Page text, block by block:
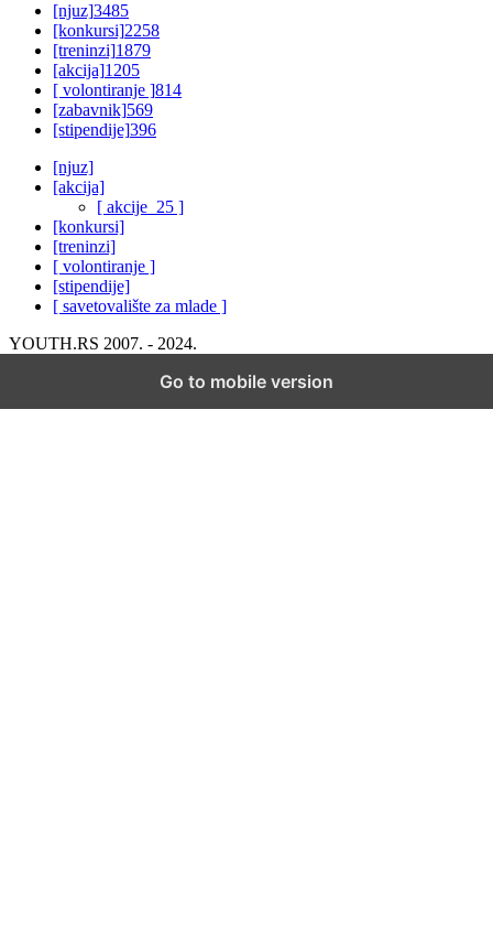
[njuz]3485
[konkursi]2258
[treninzi]1879
[akcija]1205
[ volontiranje ]814
[zabavnik]569
[stipendije]396
[njuz]
[akcija]
[ akcije_25 ]
[konkursi]
[treninzi]
[ volontiranje ]
[stipendije]
[ savetovalište za mlade ]
YOUTH.RS 2007. - 2024.
Go to mobile version